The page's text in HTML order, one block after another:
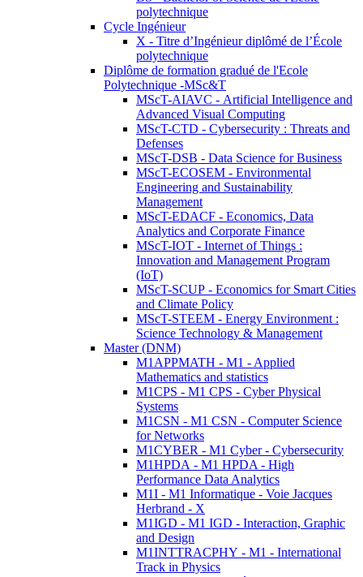
polytechnique
Cycle Ingénieur
X - Titre d’Ingénieur diplômé de l’École
polytechnique
Diplôme de formation gradué de l'Ecole
Polytechnique -MSc&T
MScT-AIAVC - Artificial Intelligence and
Advanced Visual Computing
MScT-CTD - Cybersecurity : Threats and
Defenses
MScT-DSB - Data Science for Business
MScT-ECOSEM - Environmental
Engineering and Sustainability
Management
MScT-EDACF - Economics, Data
Analytics and Corporate Finance
MScT-IOT - Internet of Things :
Innovation and Management Program
(IoT)
MScT-SCUP - Economics for Smart Cities
and Climate Policy
MScT-STEEM - Energy Environment :
Science Technology & Management
Master (DNM)
M1APPMATH - M1 - Applied
Mathematics and statistics
M1CPS - M1 CPS - Cyber Physical
Systems
M1CSN - M1 CSN - Computer Science
for Networks
M1CYBER - M1 Cyber - Cybersecurity
M1HPDA - M1 HPDA - High
Performance Data Analytics
M1I - M1 Informatique - Voie Jacques
Herbrand - X
M1IGD - M1 IGD - Interaction, Graphic
and Design
M1INTTRACPHY - M1 - International
Track in Physics